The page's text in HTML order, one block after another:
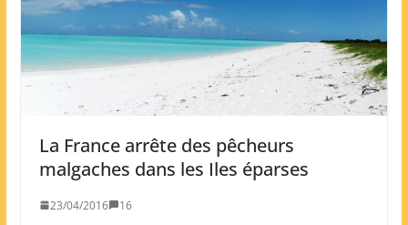
La France arrête des pêcheurs
malgaches dans les Iles éparses
23/04/2016 16